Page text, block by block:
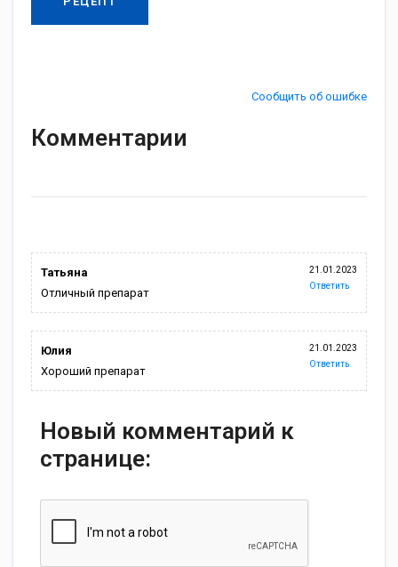
Сообщить об ошибке
Комментарии
21.01.2023
Ответить
Татьяна
Отличный препарат
21.01.2023
Ответить
Юлия
Хороший препарат
Новый комментарий к
странице: